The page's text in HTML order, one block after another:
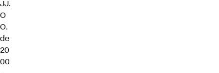
JJ.
O
O.
de
20
00